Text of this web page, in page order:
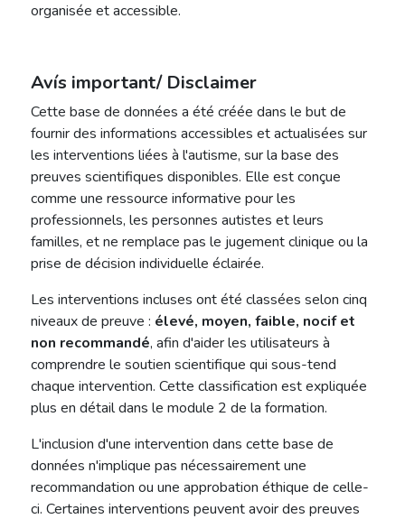
organisée et accessible.
Avís important/ Disclaimer
Cette base de données a été créée dans le but de
fournir des informations accessibles et actualisées sur
les interventions liées à l'autisme, sur la base des
preuves scientifiques disponibles. Elle est conçue
comme une ressource informative pour les
professionnels, les personnes autistes et leurs
familles, et ne remplace pas le jugement clinique ou la
prise de décision individuelle éclairée.
Les interventions incluses ont été classées selon cinq
niveaux de preuve : élevé, moyen, faible, nocif et
non recommandé, afin d'aider les utilisateurs à
comprendre le soutien scientifique qui sous-tend
chaque intervention. Cette classification est expliquée
plus en détail dans le module 2 de la formation.
L'inclusion d'une intervention dans cette base de
données n'implique pas nécessairement une
recommandation ou une approbation éthique de celle-
ci. Certaines interventions peuvent avoir des preuves